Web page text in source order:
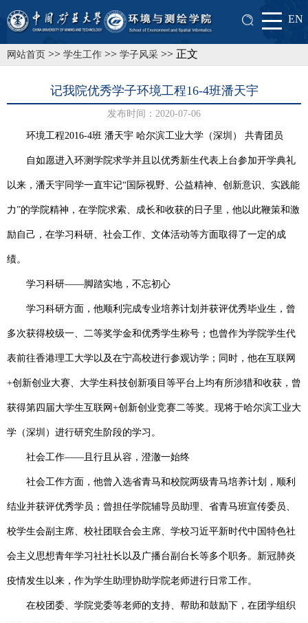
EN
网站首页 >> 学生工作 >> 学子风采 >> 正文
记我院优秀学子环境工程16-4班潘天宇
发布时间：2020-07-06
环境工程2016-4班 潘天宇 哈尔滨工业大学（深圳） 共青团员
自如愿进入环测学院求学并且以优秀新生代表上台参加开学典礼
以来，潘天宇同学一直牢记“国际视野、公益精神、创新意识、实践能
力”的学院精神，在学院求索、成长和收获的日子里，他以此鞭策和激
励自己，在学习科研、社会工作、文体活动等方面取得了一定的成
绩。
学习科研——脚踏实地，不忘初心
学习科研方面，他顺利完成专业培养计划并获评优秀毕业生，曾
多次获得校级一、二等奖学金和优秀学生称号；也曾作为学院学生代
表前往香港理工大学以及在宁高校进行参观访学；同时，他在互联网
+创新创业大赛、大学生科技创新项目等平台上均有所涉猎和收获，曾
获得第四届大学生互联网 +创新创业竞赛二等奖。现将于哈尔滨工业大
学（深圳）进行研究生阶段的学习。
社会工作——且行且从容，澄澈一始终
社会工作方面，他曾入选省青马和校院两级青马培养计划，顺利
结业并获评优秀学员；曾担任学院辅导员助理、省青马班宣传委员、
校学生会副主席、校社团联合会主席、学校习近平新时代中国特色社
会主义思想青年学习社社长以及广播台副台长等多个职务。新冠肺炎
疫情发生以来，作为学生助理协助学院老师进行日常工作。
在校团委、学院党委等老师的支持、帮助和鼓励下，在团学组织